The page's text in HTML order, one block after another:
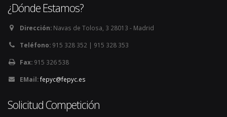
¿Dónde Estamos?
Dirección: Navas de Tolosa, 3 28013 - Madrid
Teléfono: 915 328 352 | 915 328 353
Fax: 915 326 538
EMail:fepyc@fepyc.es
Solicitud Competición